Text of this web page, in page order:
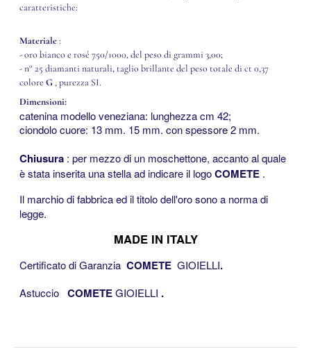
caratteristiche:
Materiale:
- oro bianco e rosé 750/1000, del peso di grammi 3,00;
- n° 25 diamanti naturali, taglio brillante del peso totale di ct 0,37
colore G, purezza SI.
Dimensioni:
catenina modello veneziana: lunghezza cm 42;
ciondolo cuore: 13 mm. 15 mm. con spessore 2 mm.
Chiusura : per mezzo di un moschettone, accanto al quale
è stata inserita una stella ad indicare il logoCOMETE .
Il marchio di fabbrica ed il titolo dell'oro sono a norma di
legge.
MADE IN ITALY
Certificato di Garanzia COMETE GIOIELLI.
Astuccio COMETEGIOIELLI .